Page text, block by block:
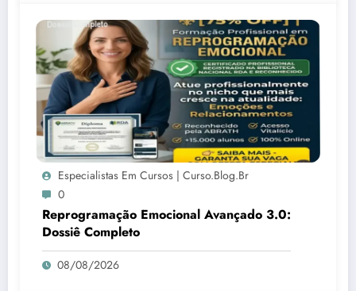
Especialistas Em Cursos | Curso.blog.br
0
Reprogramação Emocional Avançado 3.0:
Dossiê Completo
08/08/2026